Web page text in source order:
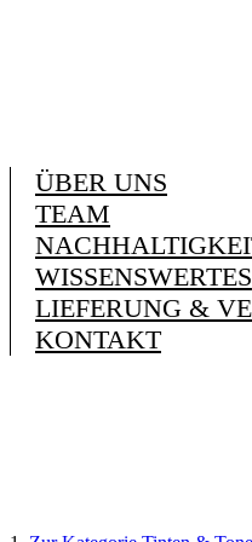
ÜBER UNS
TEAM
WISSENSWERTES
LIEFERUNG &
KONTAKT